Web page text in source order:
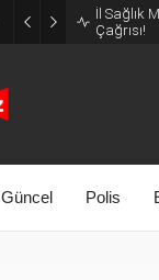
İl Sağlık
Çağrısı!
Güncel Polis